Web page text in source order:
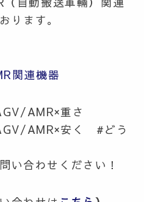
ります。
関連機器
AMR×重さ
AMR×安く #どう
い合わせください！